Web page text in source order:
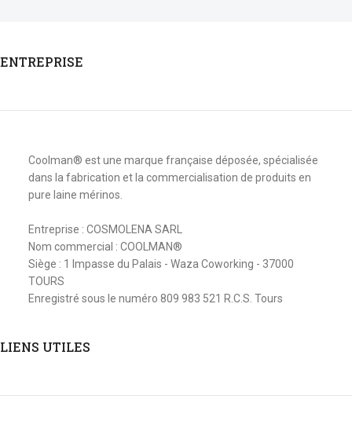
ENTREPRISE
Coolman® est une marque française déposée, spécialisée
dans la fabrication et la commercialisation de produits en
pure laine mérinos.
Entreprise : COSMOLENA SARL
Nom commercial : COOLMAN®
Siège : 1 Impasse du Palais - Waza Coworking - 37000
TOURS
Enregistré sous le numéro 809 983 521 R.C.S. Tours
LIENS UTILES